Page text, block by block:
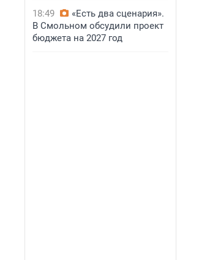
18:49
«Есть два сценария».
В Смольном обсудили проект
бюджета на 2027 год